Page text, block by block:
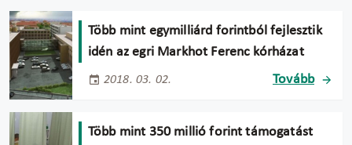
Több mint egymilliárd forintból fejlesztik
idén az egri Markhot Ferenc kórházat
2018. 03. 02. Tovább
Több mint 350 millió forint támogatást